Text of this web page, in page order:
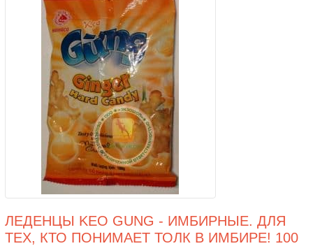
ЛЕДЕНЦЫ KEO GUNG - ИМБИРНЫЕ. ДЛЯ
ТЕХ, КТО ПОНИМАЕТ ТОЛК В ИМБИРЕ! 100